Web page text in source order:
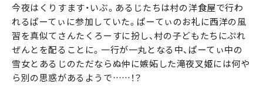
今夜はくりすます・いぶ。あるじたちは村の洋食屋で行わ
れるぱーてぃに参加していた。ぱーてぃのお礼に西洋の風
習を真似てさんたくろーすに扮し、村の子どもたちにぷれ
ぜんとを配ることに。一行が一丸となる中、ぱーてぃ中の
雪女とあるじのただならぬ仲に嫉妬した滝夜叉姫には何や
ら別の思惑があるようで……！？